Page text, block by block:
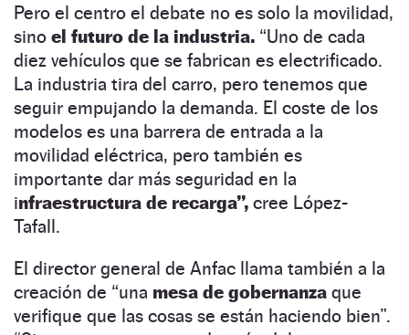
Pero el centro el debate no es solo la movilidad,
sino el futuro de la industria. “Uno de cada
diez vehículos que se fabrican es electrificado.
La industria tira del carro, pero tenemos que
seguir empujando la demanda. El coste de los
modelos es una barrera de entrada a la
movilidad eléctrica, pero también es
importante dar más seguridad en la
infraestructura de recarga”, cree López-
Tafall.
El director general de Anfac llama también a la
creación de “una mesa de gobernanza que
verifique que las cosas se están haciendo bien”.